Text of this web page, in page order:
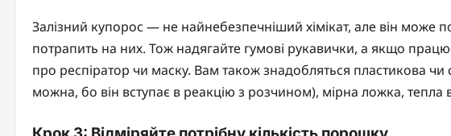
Залізний купорос — не найнебезпечніший хімікат, але він може
потрапить на них. Тож надягайте гумові рукавички, а якщо
про респіратор чи маску. Вам також знадобляться пластикова чи
можна, бо він вступає в реакцію з розчином), мірна ложка,